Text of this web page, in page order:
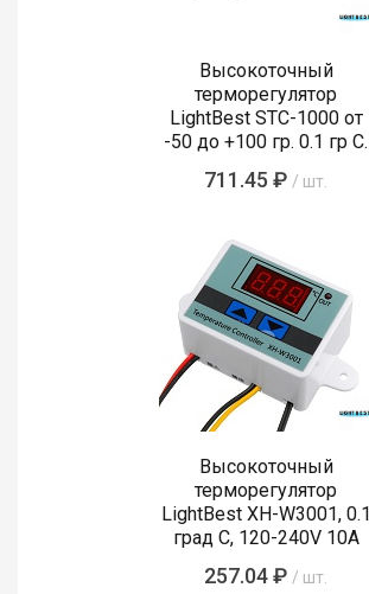
Высокоточный
терморегулятор
LightBest STC-1000 от
-50 до +100 гр. 0.1 гр С,
711.45 ₽ / шт.
Высокоточный
терморегулятор
LightBest XH-W3001, 0.1
град С, 120-240V 10А
257.04 ₽ / шт.